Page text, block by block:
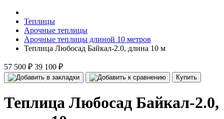
Теплицы
Арочные теплицы
Арочные теплицы длиной 10 метров
Теплица Любосад Байкал-2.0, длина 10 м
57 500 ₽ 39 100 ₽
Купить
Теплица Любосад Байкал-2.0,